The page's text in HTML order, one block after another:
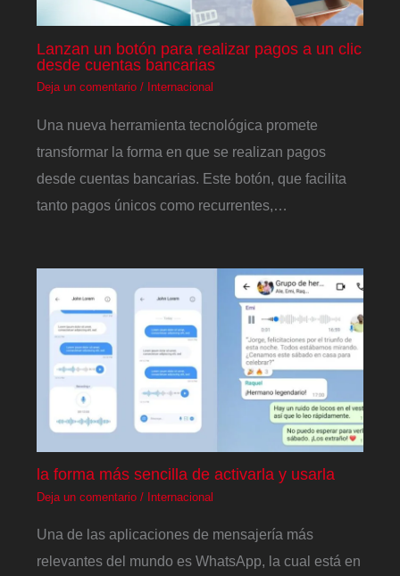
Lanzan un botón para realizar pagos a un clic
desde cuentas bancarias
Deja un comentario / Internacional
Una nueva herramienta tecnológica promete
transformar la forma en que se realizan pagos
desde cuentas bancarias. Este botón, que facilita
tanto pagos únicos como recurrentes,…
la forma más sencilla de activarla y usarla
Deja un comentario / Internacional
Una de las aplicaciones de mensajería más
relevantes del mundo es WhatsApp, la cual está en